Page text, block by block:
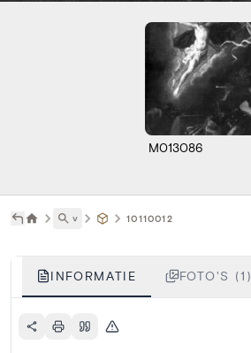
M013086
˅ 10110012
INFORMATIE FOTO'S (1)